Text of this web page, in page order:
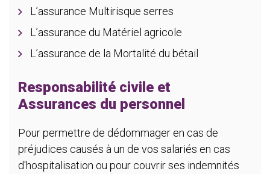
L’assurance Multirisque serres
L’assurance du Matériel agricole
L’assurance de la Mortalité du bétail
Responsabilité civile et
Assurances du personnel
Pour permettre de dédommager en cas de
préjudices causés à un de vos salariés en cas
d'hospitalisation ou pour couvrir ses indemnités